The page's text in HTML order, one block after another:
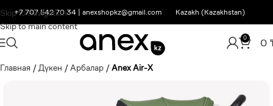
Skip to navigation
Skip to main content
+7 707 542 70 34 | anexshopkz@gmail.com Kazakh (Kazakhstan)
0 0
Главная /Дүкен /Арбалар /Anex Air-X